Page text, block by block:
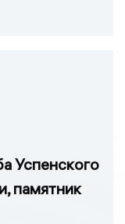
Успенского
памятник